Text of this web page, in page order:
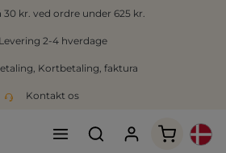
kr. ved ordre under 625 kr.
Levering 2-4 hverdage
Kortbetaling, faktura
Kontakt os